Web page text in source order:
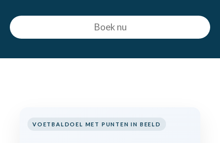
Boek nu
VOETBALDOEL MET PUNTEN IN BEELD